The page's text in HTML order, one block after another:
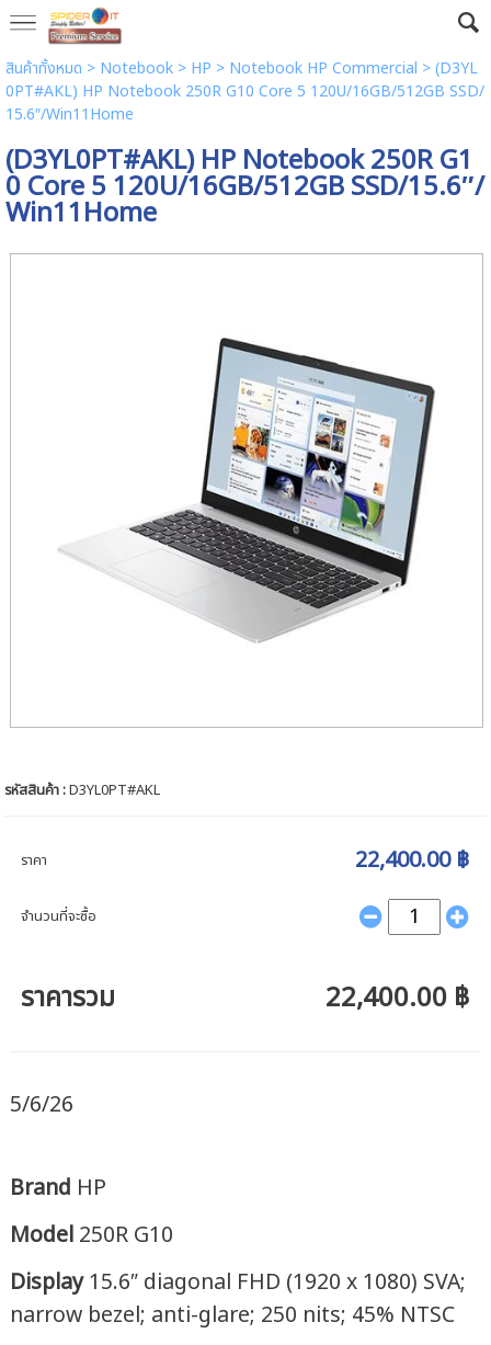
สินค้าทั้งหมด > Notebook> HP > Notebook HP Commercial > (D3YL
0PT#AKL) HP Notebook 250R G10 Core 5 120U/16GB/512GB SSD/
15.6″/Win11Home
(D3YL0PT#AKL) HP Notebook 250R G1
0 Core 5 120U/16GB/512GB SSD/15.6″/
Win11Home
รหัสสินค้า :D3YL0PT#AKL
ราคา 22,400.00 ฿
จำนวนที่จะซื้อ
ราคารวม 22,400.00 ฿
5/6/26
Brand HP
Model 250R G10
Display15.6″ diagonal FHD (1920 x 1080) SVA;
narrow bezel; anti-glare; 250 nits; 45% NTSC